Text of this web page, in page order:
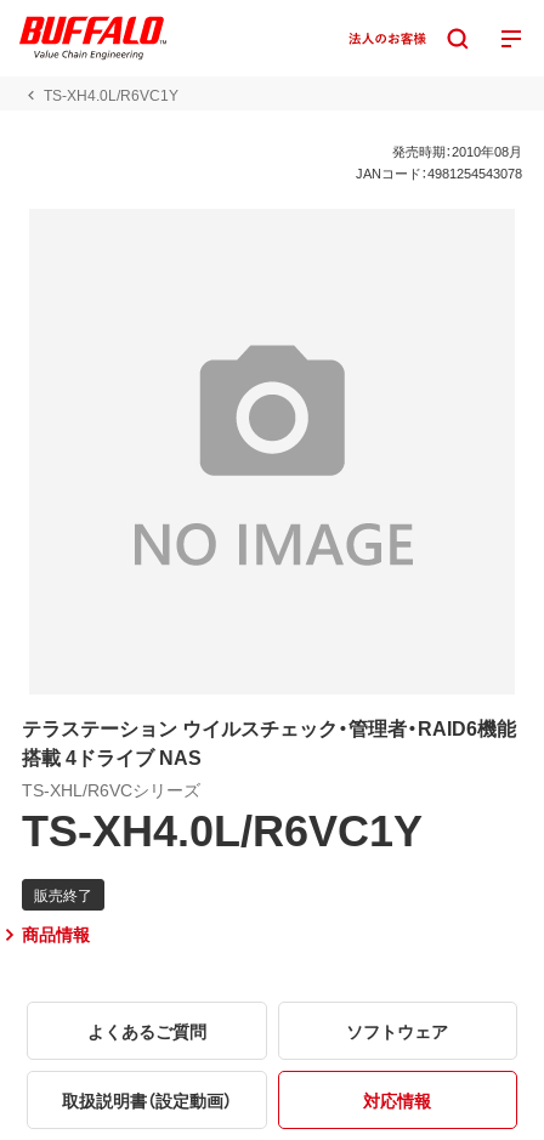
TS-XH4.0L/R6VC1Y
発売時期：2010年08月
JANコード：4981254543078
テラステーション ウイルスチェック・管理者・RAID6機能
搭載 4ドライブ NAS
TS-XHL/R6VCシリーズ
TS-XH4.0L/R6VC1Y
商品情報
よくあるご質問 ソフトウェア
取扱説明書（設定動画） 対応情報